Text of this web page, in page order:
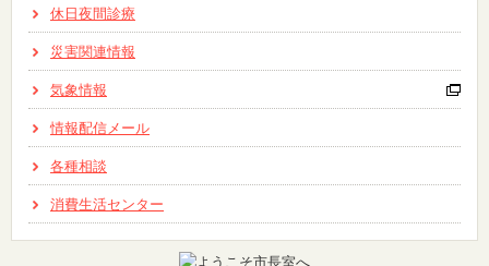
休日夜間診療
災害関連情報
気象情報
情報配信メール
各種相談
消費生活センター